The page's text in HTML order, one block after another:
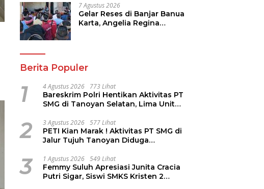
Hilirisasi/BKPM
7 Agustus 2026
Gelar Reses di Banjar Banua
Karta, Angelia Regina
Berita Populer
1 4 Agustus 2026 773 Lihat
Bareskrim Polri Hentikan Aktivitas PT
SMG di Tanoyan Selatan, Lima Unit
2 3 Agustus 2026 577 Lihat
PETI Kian Marak ! Aktivitas PT SMG di
Jalur Tujuh Tanoyan Diduga
3 1 Agustus 2026 549 Lihat
Femmy Suluh Apresiasi Junita Cracia
Putri Sigar, Siswi SMKS Kristen 2